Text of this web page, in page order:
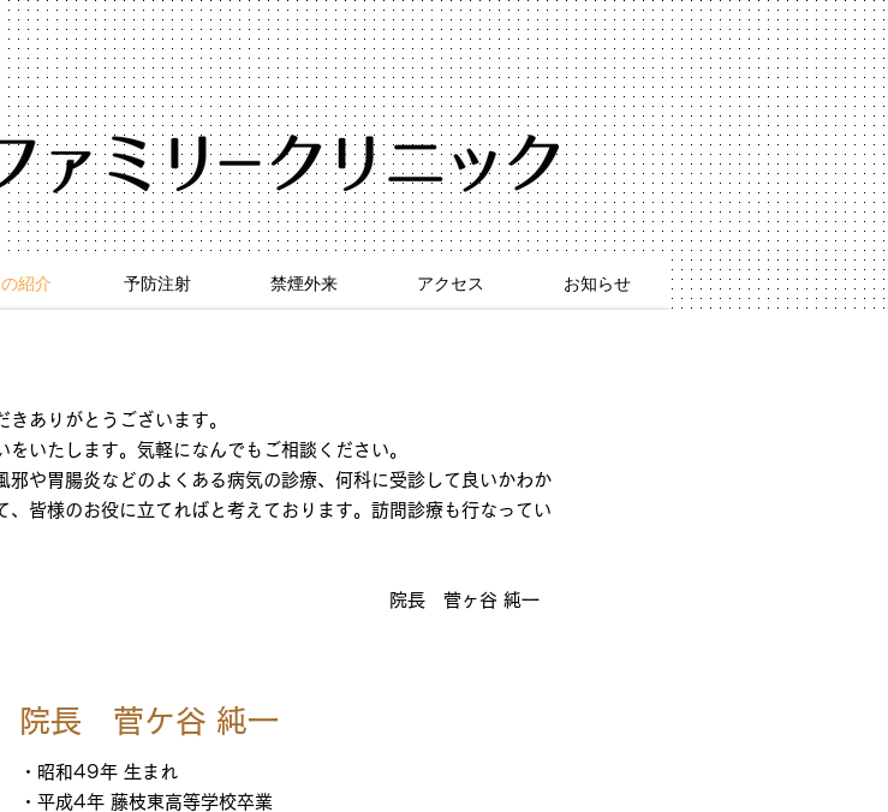
紹介 予防注射 禁煙外来 アクセス お知らせ
ありがとうございます。
いたします。気軽になんでもご相談ください。
や胃腸炎などのよくある病気の診療、何科に受診して良いかわか
、皆様のお役に立てればと考えております。訪問診療も行なってい
谷 純一
院長 菅ケ谷 純一
・ 昭和49年 生まれ
・平成4年 藤枝東高等学校卒業